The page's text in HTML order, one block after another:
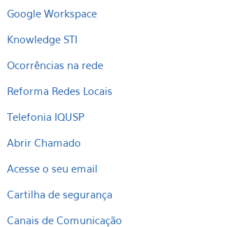
Google Workspace
Knowledge STI
Ocorrências na rede
Reforma Redes Locais
Telefonia IQUSP
Abrir Chamado
Acesse o seu email
Cartilha de segurança
Canais de Comunicação